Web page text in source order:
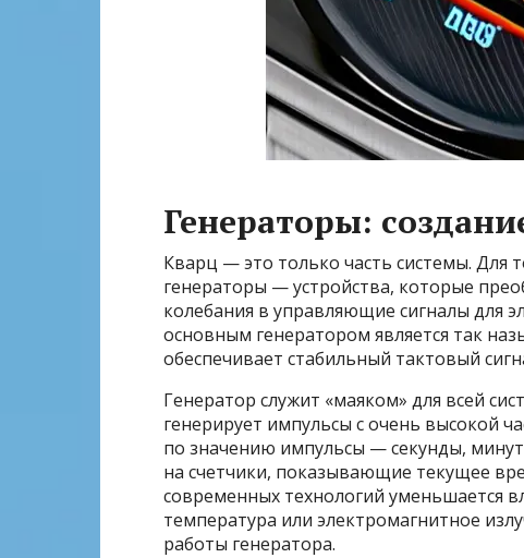
Генераторы:
Кварц — это только часть системы.
генераторы — устройства, которые
колебания в управляющие сигналы для
основным генератором является так
обеспечивает стабильный тактовый
Генератор служит «маяком» для всей
генерирует импульсы с очень высокой
по значению импульсы — секунды,
на счетчики, показывающие текущее
современных технологий уменьшается
температура или электромагнитное
работы генератора.